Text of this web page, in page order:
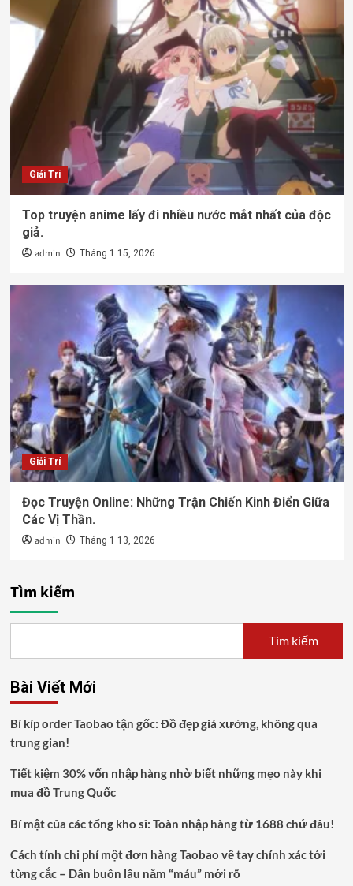
Giải Trí
Top truyện anime lấy đi nhiều nước mắt nhất của độc
giả.
admin Tháng 1 15, 2026
Giải Trí
Đọc Truyện Online: Những Trận Chiến Kinh Điển Giữa
Các Vị Thần.
admin Tháng 1 13, 2026
Tìm kiếm
Tìm kiếm
Bài Viết Mới
Bí kíp order Taobao tận gốc: Đồ đẹp giá xưởng, không qua
trung gian!
Tiết kiệm 30% vốn nhập hàng nhờ biết những mẹo này khi
mua đồ Trung Quốc
Bí mật của các tổng kho sỉ: Toàn nhập hàng từ 1688 chứ đâu!
Cách tính chi phí một đơn hàng Taobao về tay chính xác tới
từng cắc – Dân buôn lâu năm “máu” mới rõ